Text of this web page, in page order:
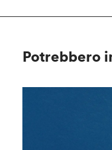
Potrebbero